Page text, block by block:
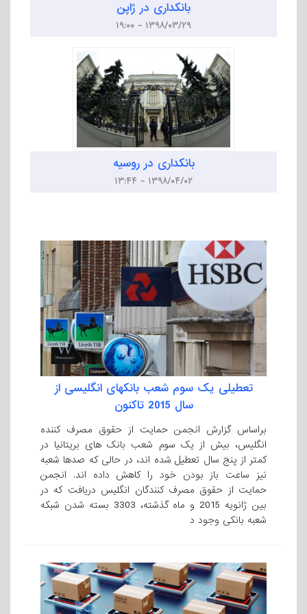
بانکداری در ژاپن
۱۳۹۸/۰۳/۲۹ - ۱۹:۰۰
بانکداری در روسیه
۱۳۹۸/۰۴/۰۲ - ۱۳:۴۴
تعطیلی یک سوم شعب بانکهای انگلیسی از
سال 2015 تاکنون
براساس گزارش انجمن حمایت از حقوق مصرف کننده
انگلیس، بیش از یک سوم شعب بانک های بریتانیا در
کمتر از پنج سال تعطیل شده اند، در حالی که صدها شعبه
نیز ساعت باز بودن خود را کاهش داده اند. انجمن
حمایت از حقوق مصرف کنندگان انگلیس دریافت که در
بین ژانویه 2015 و ماه گذشته، 3303 بسته شدن شبکه
شعبه بانکی وجود د